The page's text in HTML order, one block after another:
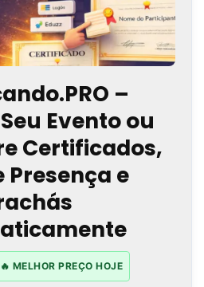
–
Evento ou
Certificados,
Presença e
🔥 MELHOR PREÇO HOJE